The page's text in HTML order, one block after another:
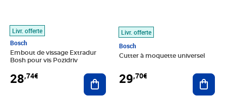
Livr. offerte
Bosch
Embout de vissage Extradur
Bosh pour vis Pozidriv
28,74€ Ajouter au panier
Livr. offerte
Bosch
Cutter à moquette universel
29,70€